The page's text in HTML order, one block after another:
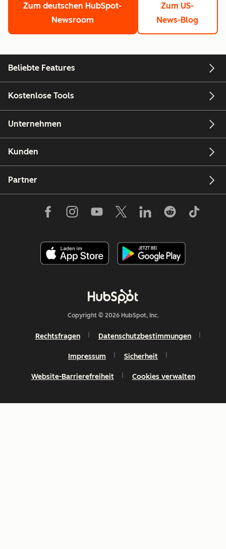
Zum deutschen HubSpot-
Newsroom
Zum US-
News-Blog
Beliebte Features
Kostenlose Tools
Unternehmen
Kunden
Partner
Copyright © 2026 HubSpot, Inc.
Rechtsfragen Datenschutzbestimmungen
Impressum Sicherheit
Website-Barrierefreiheit Cookies verwalten